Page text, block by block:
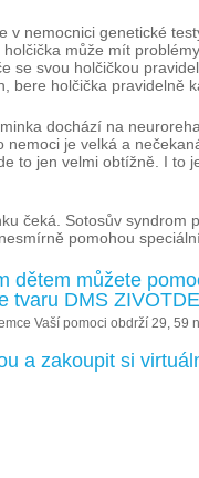
v nemocnici genetické
může mít
se svou holčičkou
bere holčička
dochází na
je velká a
to jen velmi obtížně. I
čeká. Sotosův
pomohou
dětem můžete
tvaru DMS
Vaší pomoci obdrží 29, 59
a zakoupit si